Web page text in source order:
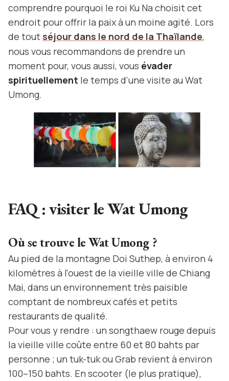
comprendre pourquoi le roi Ku Na choisit cet
endroit pour offrir la paix à un moine agité. Lors
de tout séjour dans le nord de la Thaïlande,
nous vous recommandons de prendre un
moment pour, vous aussi, vous évader
spirituellement le temps d'une visite au Wat
Umong.
FAQ : visiter le Wat Umong
Où se trouve le Wat Umong ?
Au pied de la montagne Doi Suthep, à environ 4
kilomètres à l'ouest de la vieille ville de Chiang
Mai, dans un environnement très paisible
comptant de nombreux cafés et petits
restaurants de qualité.
Pour vous y rendre : un songthaew rouge depuis
la vieille ville coûte entre 60 et 80 bahts par
personne ; un tuk-tuk ou Grab revient à environ
100–150 bahts. En scooter (le plus pratique),